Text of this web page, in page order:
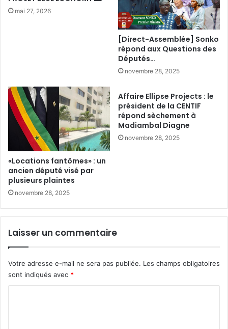
mai 27, 2026
[Direct-Assemblée] Sonko
répond aux Questions des
Députés…
novembre 28, 2025
«Locations fantômes» : un
ancien député visé par
plusieurs plaintes
novembre 28, 2025
Affaire Ellipse Projects : le
président de la CENTIF
répond sèchement à
Madiambal Diagne
novembre 28, 2025
Laisser un commentaire
Votre adresse e-mail ne sera pas publiée. Les champs obligatoires
sont indiqués avec *